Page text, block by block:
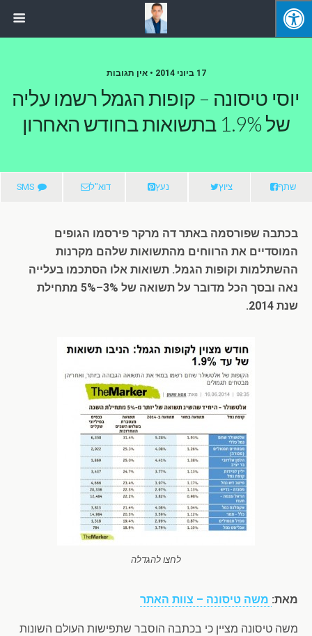
17 ביוני 2014 • אין תגובות
יוסי טיסונה – קופות הגמל רשמו עליה
של 1.9% בתשואות בחודש האחרון
שתף ציוץ נעץ דוא"ל SMS
בכתבה שפורסמה באתר דה מרקר פירסמו הגופים
המוסדיים את הרווחים מהתשואות שלהם מקרנות
ההשתלמות וקופות הגמל. תשואות אלו הסתכמו בעלייה
נאה ובסך הכל מדובר על תשואה של 3%–5% מתחילת
שנת 2014.
לחצו להגדלה
מאת: משה טיסונה – צוות האתר
משה טיסונה מציין כי בכתבה הוסבר שתפישות העולם השונות